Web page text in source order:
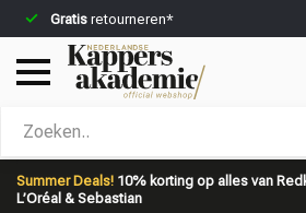
Gratis retourneren*
Summer Deals! 10% korting op alles van
L’Oréal & Sebastian
Welke categorie ben jij naar op